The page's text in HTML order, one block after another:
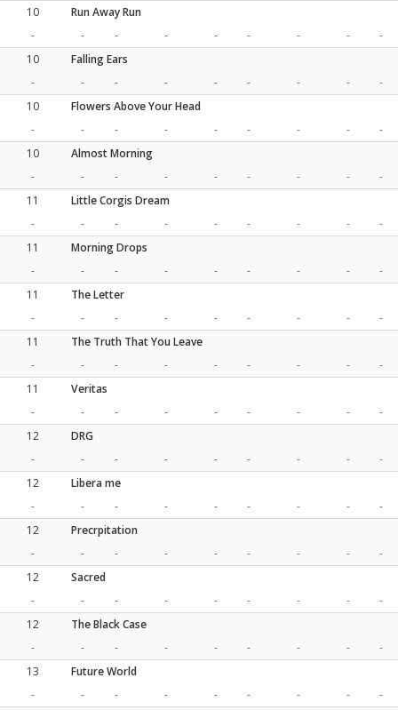
10
Run Away Run
-
- - - - - - -
-
10
Falling Ears
-
- - - - - - -
-
10
Flowers Above Your Head
-
- - - - - - -
-
10
Almost Morning
-
- - - - - - -
-
11
Little Corgis Dream
-
- - - - - - -
-
11
Morning Drops
-
- - - - - - -
-
11
The Letter
-
- - - - - - -
-
11
The Truth That You Leave
-
- - - - - - -
-
11
Veritas
-
- - - - - - -
-
12
DRG
-
- - - - - - -
-
12
Libera me
-
- - - - - - -
-
12
Precrpitation
-
- - - - - - -
-
12
Sacred
-
- - - - - - -
-
12
The Black Case
-
- - - - - - -
-
13
Future World
-
- - - - - - -
-